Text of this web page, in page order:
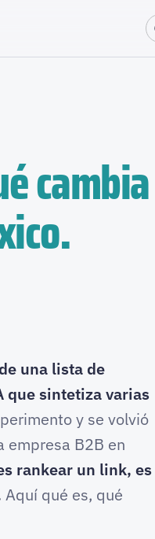
cambia
una lista de
que sintetiza varias
y se volvió
empresa B2B en
rankear un link, es
Aquí qué es, qué